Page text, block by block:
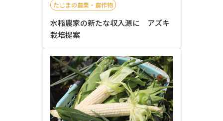
たじまの農業・農作物
水稲農家の新たな収入源に アズキ
栽培提案